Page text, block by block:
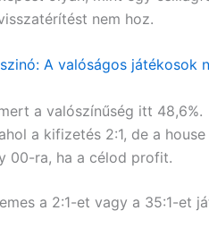
nem hoz.
A valóságos játékosok
a valószínűség itt 48,6%.
a kifizetés 2:1, de a
00-ra, ha a célod profit.
a 2:1-et vagy a 35:1-et